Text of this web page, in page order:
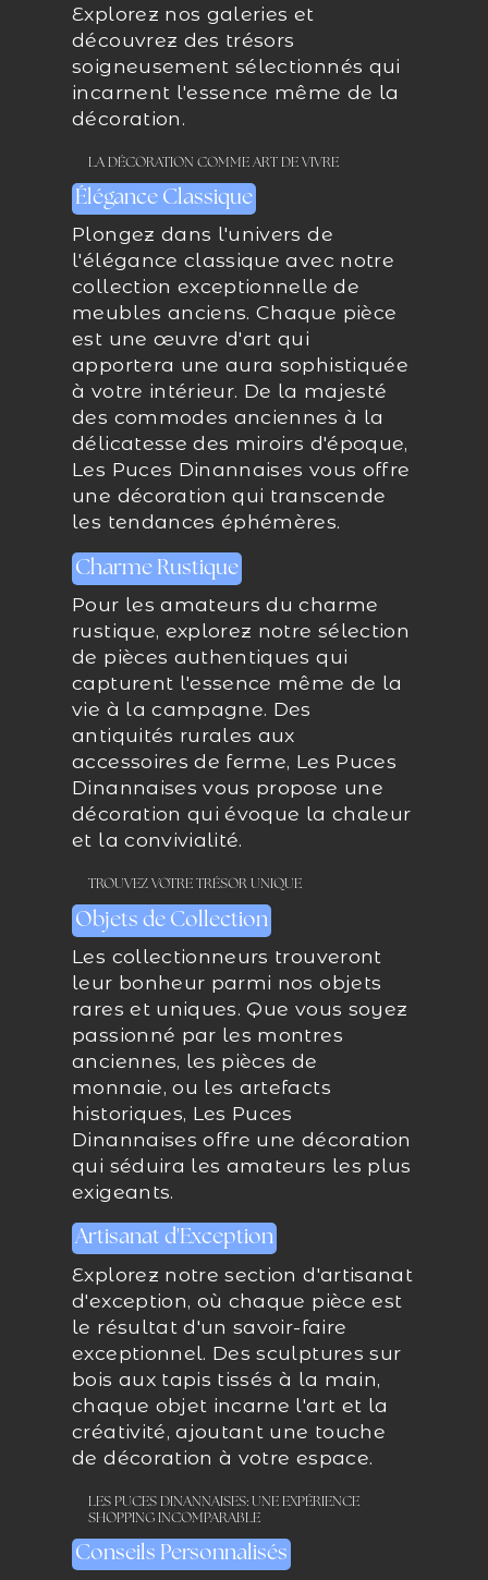
Explorez nos galeries et
découvrez des trésors
soigneusement sélectionnés qui
incarnent l'essence même de la
décoration.
LA DÉCORATION COMME ART DE VIVRE
Élégance Classique
Plongez dans l'univers de
l'élégance classique avec notre
collection exceptionnelle de
meubles anciens. Chaque pièce
est une œuvre d'art qui
apportera une aura sophistiquée
à votre intérieur. De la majesté
des commodes anciennes à la
délicatesse des miroirs d'époque,
Les Puces Dinannaises vous offre
une décoration qui transcende
les tendances éphémères.
Charme Rustique
Pour les amateurs du charme
rustique, explorez notre sélection
de pièces authentiques qui
capturent l'essence même de la
vie à la campagne. Des
antiquités rurales aux
accessoires de ferme, Les Puces
Dinannaises vous propose une
décoration qui évoque la chaleur
et la convivialité.
TROUVEZ VOTRE TRÉSOR UNIQUE
Objets de Collection
Les collectionneurs trouveront
leur bonheur parmi nos objets
rares et uniques. Que vous soyez
passionné par les montres
anciennes, les pièces de
monnaie, ou les artefacts
historiques, Les Puces
Dinannaises offre une décoration
qui séduira les amateurs les plus
exigeants.
Artisanat d'Exception
Explorez notre section d'artisanat
d'exception, où chaque pièce est
le résultat d'un savoir-faire
exceptionnel. Des sculptures sur
bois aux tapis tissés à la main,
chaque objet incarne l'art et la
créativité, ajoutant une touche
de décoration à votre espace.
LES PUCES DINANNAISES: UNE EXPÉRIENCE
SHOPPING INCOMPARABLE
Conseils Personnalisés